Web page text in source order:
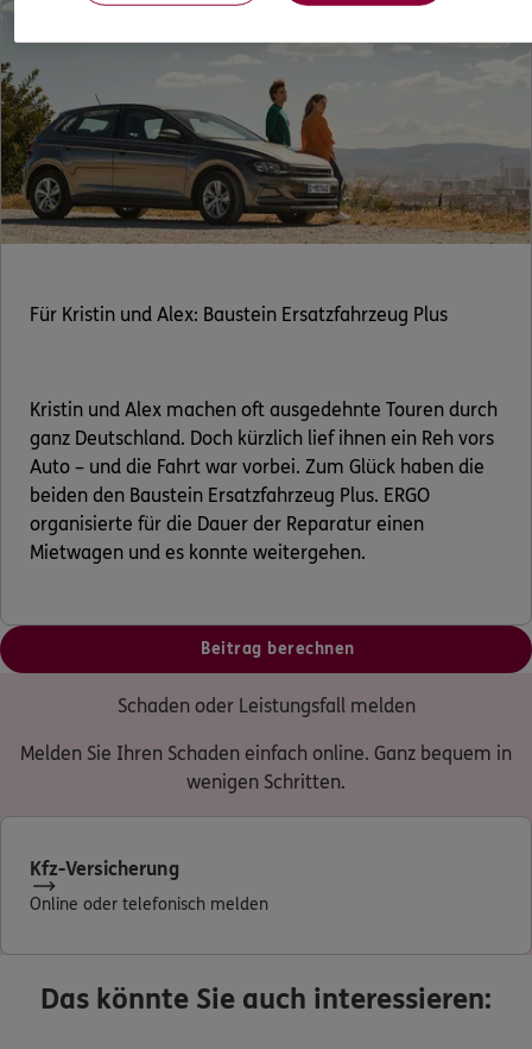
Für Kristin und Alex: Baustein Ersatzfahrzeug Plus
Kristin und Alex machen oft ausgedehnte Touren durch
ganz Deutschland. Doch kürzlich lief ihnen ein Reh vors
Auto – und die Fahrt war vorbei. Zum Glück haben die
beiden den Baustein Ersatzfahrzeug Plus. ERGO
organisierte für die Dauer der Reparatur einen
Mietwagen und es konnte weitergehen.
Beitrag berechnen
Schaden oder Leistungsfall melden
Melden Sie Ihren Schaden einfach online. Ganz bequem in
wenigen Schritten.
Kfz-Versicherung
Online oder telefonisch melden
Das könnte Sie auch interessieren: